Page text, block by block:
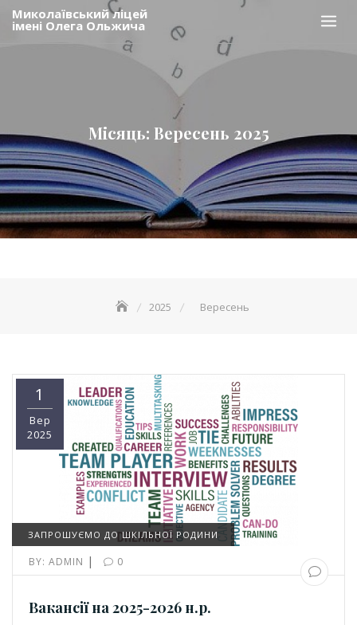
SkipМиколаївський ліцей
імені Олега Ольжича
Місяць: Вересень 2025
2025 Вересень
1
Вер
2025
ЗАПРОШУЄМО ДО ШКІЛЬНОЇ РОДИНИ
BY: ADMIN | 0
Вакансії на 2025-2026 н.р.